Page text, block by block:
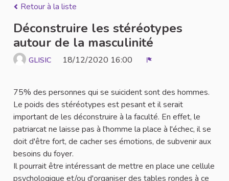
Retour à la liste
Déconstruire les stéréotypes
autour de la masculinité
GLISIC 18/12/2020 16:00
75% des personnes qui se suicident sont des hommes.
Le poids des stéréotypes est pesant et il serait
important de les déconstruire à la faculté. En effet, le
patriarcat ne laisse pas à l'homme la place à l'échec, il se
doit d'être fort, de cacher ses émotions, de subvenir aux
besoins du foyer.
Il pourrait être intéressant de mettre en place une cellule
psychologique et/ou d'organiser des tables rondes à ce